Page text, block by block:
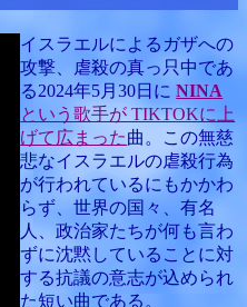
イスラエルによるガザへの
攻撃、虐殺の真っ只中であ
る2024年5月30日にNINA
という歌手が TIKTOKに上
げて広まった曲。この無慈
悲なイスラエルの虐殺行為
が行われているにもかかわ
らず、世界の国々、有名
人、政治家たちが何も言わ
ずに沈黙していることに対
する抗議の意志が込められ
た短い曲である。